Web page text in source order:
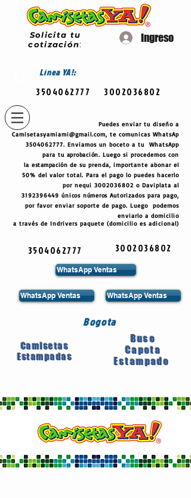
Solicita tu
cotización:
Ingreso
LíneaYA!:
3504062777 3002036802
Puedes enviar tu diseño a
Camisetasyamiami@gmail.com, te comunicas WhatsAp
3504062777. Enviamos un boceto a tu WhatsApp
para tu aprobación. Luego si procedemos con
laestampación de su prenda, importante abonar el
50% del valor total. Para el pago lo puedes hacerlo
por nequi 3002036802 o Daviplata al
3192396449 únicos números Autorizados para pago,
por favor enviar soporte de pago. Luego podemos
enviarlo a domicilio
a través de Indrivers paquete (domicilio es adicional)
3504062777 3002036802
WhatsApp Ventas
WhatsApp Ventas WhatsApp Ventas
Bogota
Camisetas
Estampadas
Buso
Capota
Estampado